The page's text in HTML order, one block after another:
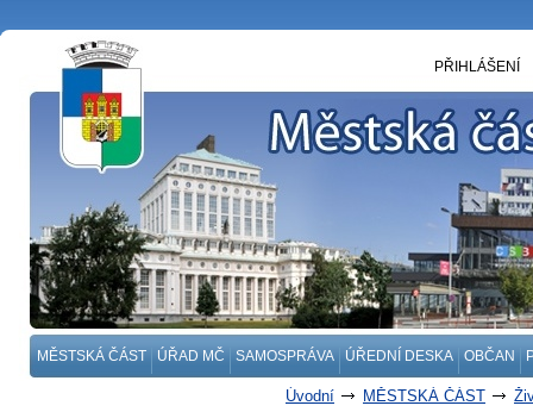
MĚSTSKÁ ČÁST ÚŘAD MČ SAMOSPRÁVA ÚŘEDNÍ DESKA OBČAN
PŘIHLÁŠENÍ
Úvodní MĚSTSKÁ ČÁST